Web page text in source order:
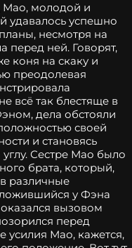
Мао, молодой и
удавалось успешно
несмотря на
перед ней. Говорят,
коня на скаку и
преодолевая
всё так блестяще в
дела обстояли
своей
и становясь
Сестре Мао было
брата, который,
в различные
у Фэна
вызовом
перед
усилия Мао, кажется,